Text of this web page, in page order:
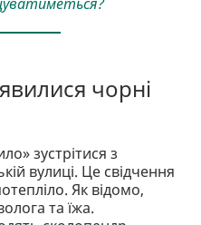
чорні
зустрітися з
вулиці. Це свідчення
Як відомо,
та їжа.